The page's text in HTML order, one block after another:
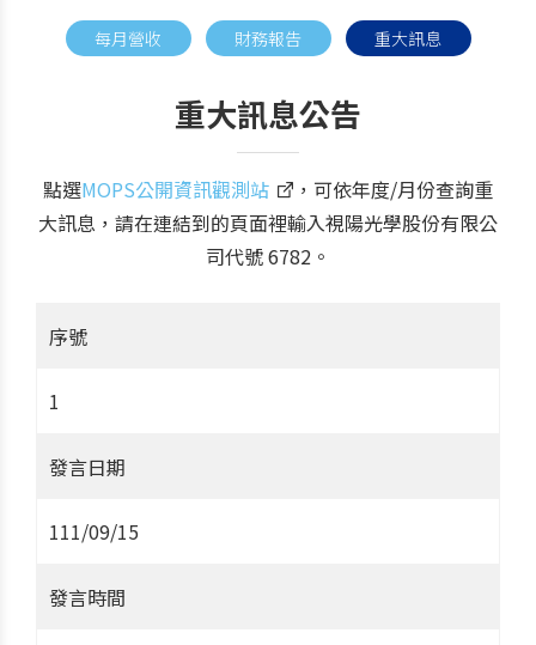
每月營收 財務報告 重大訊息
重大訊息公告
點選MOPS公開資訊觀測站
，可依年度/月份查詢重
大訊息，請在連結到的頁面裡輸入視陽光學股份有限公
司代號 6782。
序號
1
發言日期
111/09/15
發言時間